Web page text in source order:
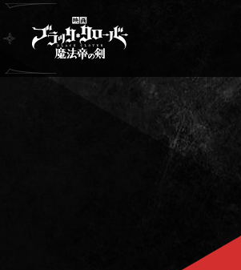
映
画
『